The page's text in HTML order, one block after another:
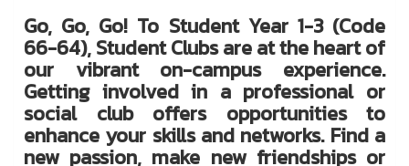
Go, Go, Go! To Student Year 1-3 (Code
66-64), Student Clubs are at the heart of
our vibrant on-campus experience.
Getting involved in a professional or
social club offers opportunities to
enhance your skills and networks. Find a
new passion, make new friendships or